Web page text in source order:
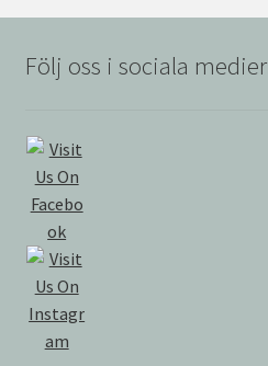
Följ oss i sociala medier